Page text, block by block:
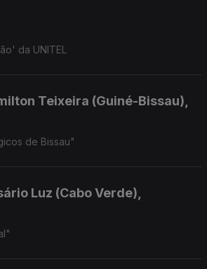
da UNITEL
Teixeira (Guiné-Bissau),
de Bissau"
Luz (Cabo Verde),